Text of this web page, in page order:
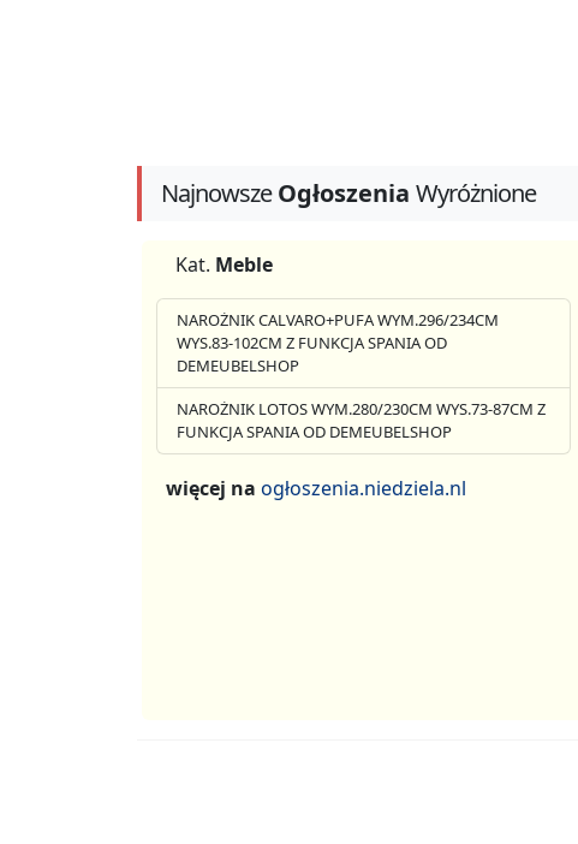
NajnowszeOgłoszenia Wyróżnione
Kat. Meble
NAROŻNIK CALVARO+PUFA WYM.296/234CM
WYS.83-102CM Z FUNKCJA SPANIA OD
DEMEUBELSHOP
NAROŻNIK LOTOS WYM.280/230CM WYS.73-87CM Z
FUNKCJA SPANIA OD DEMEUBELSHOP
więcej na ogłoszenia.niedziela.nl